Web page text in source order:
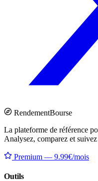
RendementBourse
La plateforme de référence
Analysez, comparez et
Premium — 9.99€/mois
Outils